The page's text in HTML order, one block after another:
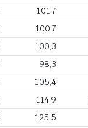
101,7
100,7
100,3
98,3
105,4
114,9
125,5